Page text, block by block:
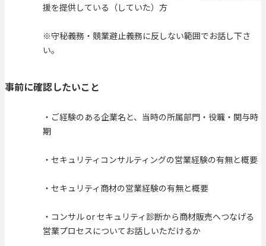
援を提供している（していた）方
※守秘義務・競業避止義務に反しない範囲でお話し下さ
い。
事前に確認したいこと
・ご経験のある企業名と、当時の所属部門・役職・関与時
期
・セキュリティコンサルティングの営業経験の有無と概要
・セキュリティ商材の営業経験の有無と概要
・コンサル or セキュリティ診断から商材販売へつなげる
営業プロセスについてお話しいただけるか